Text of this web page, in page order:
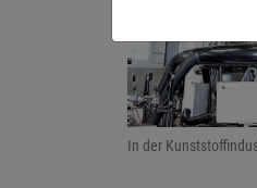
In der